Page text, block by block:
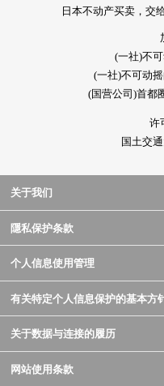
日本不动产买卖，交
(一社)不
(一社)不可动
(国营公司)首都
许
国土交
关于我们
隱私保护条款
个人信息使用管理
有关特定个人信息保护的基本方
关于数据与连接的履历
网站使用条款